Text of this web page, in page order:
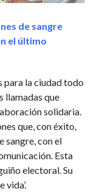
de sangre
el último
para la ciudad todo
llamadas que
solidaria.
que, con éxito,
sangre, con el
Esta
electoral. Su
vida’.